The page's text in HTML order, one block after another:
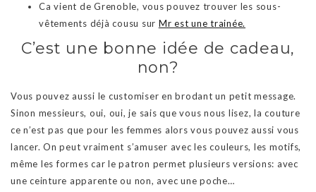
Ca vient de Grenoble, vous pouvez trouver les sous-
vêtements déjà cousu sur Mr est une trainée.
C’est une bonne idée de cadeau,
non?
Vous pouvez aussi le customiser en brodant un petit message.
Sinon messieurs, oui, oui, je sais que vous nous lisez, la couture
ce n’est pas que pour les femmes alors vous pouvez aussi vous
lancer. On peut vraiment s’amuser avec les couleurs, les motifs,
même les formes car le patron permet plusieurs versions: avec
une ceinture apparente ou non, avec une poche…